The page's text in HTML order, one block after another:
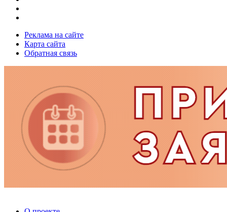
Реклама на сайте
Карта сайта
Обратная связь